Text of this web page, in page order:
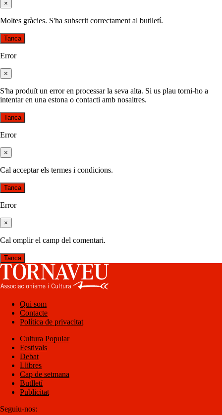
×
Moltes gràcies. S'ha subscrit correctament al butlletí.
Tanca
Error
×
S'ha produït un error en processar la seva alta. Si us plau torni-ho a
intentar en una estona o contacti amb nosaltres.
Tanca
Error
×
Cal acceptar els termes i condicions.
Tanca
Error
×
Cal omplir el camp del comentari.
Tanca
Qui som
Contacte
Política de privacitat
Cultura Popular
Festivals
Debat
Llibres
Cap de setmana
Butlletí
Publicitat
Seguiu-nos: